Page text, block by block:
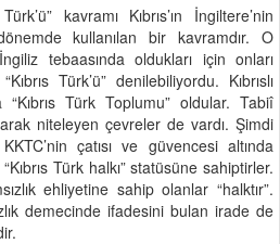
kavramı Kıbrıs’ın İngiltere’nin
kullanılan bir kavramdır. O
tebaasında oldukları için onları
Türk’ü” denilebiliyordu. Kıbrıslı
“Kıbrıs Türk Toplumu” oldular. Tabiî
niteleyen çevreler de vardı. Şimdi
çatısı ve güvencesi altında
Türk halkı” statüsüne sahiptirler.
ehliyetine sahip olanlar “halktır”.
demecinde ifadesini bulan irade de